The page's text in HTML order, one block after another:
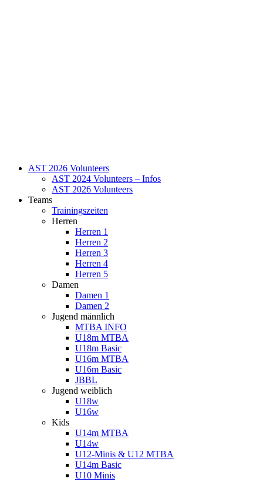
AST 2026 Volunteers
AST 2024 Volunteers – Infos
AST 2026 Volunteers
Teams
Trainingszeiten
Herren
Herren 1
Herren 2
Herren 3
Herren 4
Herren 5
Damen
Damen 1
Damen 2
Jugend männlich
MTBA INFO
U18m MTBA
U18m Basic
U16m MTBA
U16m Basic
JBBL
Jugend weiblich
U18w
U16w
Kids
U14m MTBA
U14w
U12-Minis & U12 MTBA
U14m Basic
U10 Minis